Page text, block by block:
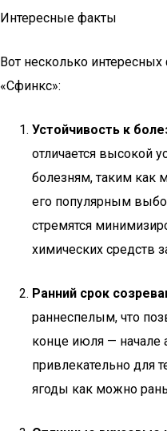
Интересные факты
Вот несколько
«Сфинкс»:
Устойчивость к
отличается высокой
болезням, таким как
его популярным
стремятся
химических средств
Ранний срок
раннеспелым, что
конце июля — начале
привлекательно для
ягоды как можно